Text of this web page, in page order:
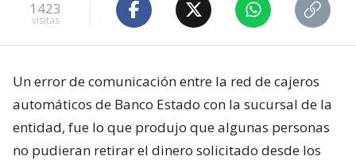
1423
visitas
Un error de comunicación entre la red de cajeros
automáticos de Banco Estado con la sucursal de la
entidad, fue lo que produjo que algunas personas
no pudieran retirar el dinero solicitado desde los